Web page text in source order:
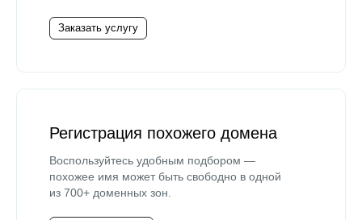
Заказать услугу
Регистрация похожего домена
Воспользуйтесь удобным подбором —
похожее имя может быть свободно в одной
из 700+ доменных зон.